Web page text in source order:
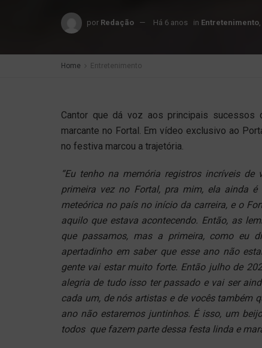
por Redação Há 6 anos in Entretenimento
Home Entretenimento
Cantor que dá voz aos principais sucessos
marcante no Fortal. Em vídeo exclusivo ao
no festiva marcou a trajetória.
“Eu tenho na memória registros incríveis de
primeira vez no Fortal, pra mim, ela ainda
meteórica no país no início da carreira, e o
aquilo que estava acontecendo. Então, as
que passamos, mas a primeira, como eu
apertadinho em saber que esse ano não
gente vai estar muito forte. Então julho de
alegria de tudo isso ter passado e vai ser
cada um, de nós artistas e de vocês também
ano não estaremos juntinhos. É isso, um
todos que fazem parte dessa festa linda e